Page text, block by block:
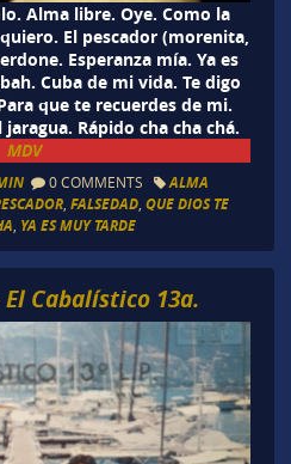
Alma libre. Oye. Como la
El pescador (morenita,
Esperanza mía. Ya es
Cuba de mi vida. Te digo
que te recuerdes de mi.
Rápido cha cha chá.
MDV
0 COMMENTS
ALMA
, FALSEDAD, QUE DIOS TE
YA ES MUY TARDE
Cabalístico 13a.